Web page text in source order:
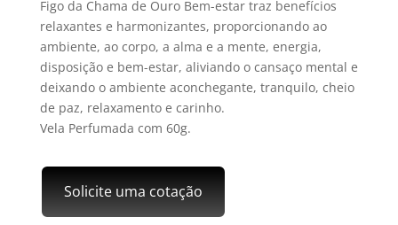
Figo da Chama de Ouro Bem-estar traz benefícios
relaxantes e harmonizantes, proporcionando ao
ambiente, ao corpo, a alma e a mente, energia,
disposição e bem-estar, aliviando o cansaço mental e
deixando o ambiente aconchegante, tranquilo, cheio
de paz, relaxamento e carinho.
Vela Perfumada com 60g.
Solicite uma cotação